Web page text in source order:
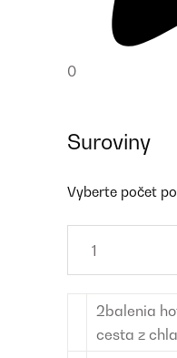
0
Suroviny
Vyberte počet
2balenia
cesta z